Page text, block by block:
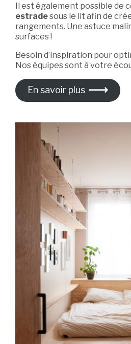
Il est également possible de
estradesous le lit afin de
rangements. Une astuce
surfaces !
Besoin d’inspiration pour
Nos équipes sont à votre
En savoir plus